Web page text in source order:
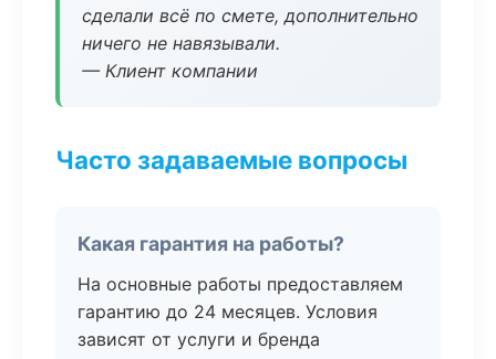
сделали всё по смете, дополнительно
ничего не навязывали.
— Клиент компании
Часто задаваемые вопросы
Какая гарантия на работы?
На основные работы предоставляем
гарантию до 24 месяцев. Условия
зависят от услуги и бренда